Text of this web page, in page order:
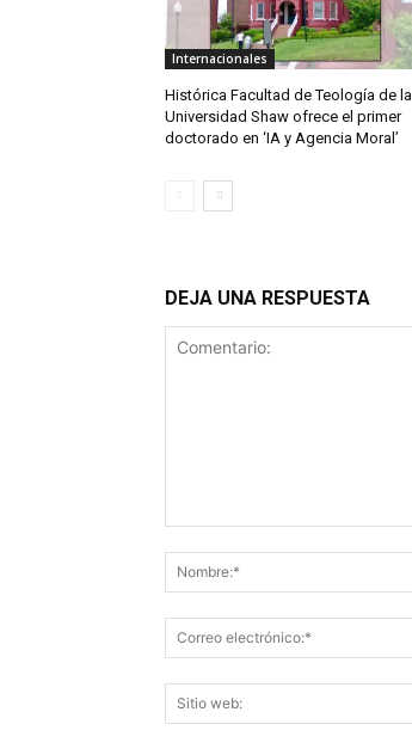
Internacionales
Histórica Facultad de Teología de la
Universidad Shaw ofrece el primer
doctorado en ‘IA y Agencia Moral’
DEJA UNA RESPUESTA